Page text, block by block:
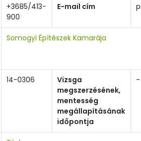
+3685/413-
900
E-mail cím
Somogyi Építészek Kamarája
14-0306
Vizsga
megszerzésének,
mentesség
megállapításának
időpontja
-